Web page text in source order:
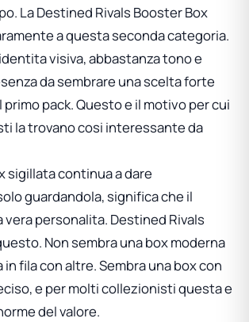
LaDestined Rivals Booster Box
a questa seconda categoria.
visiva, abbastanza tono e
da sembrare una scelta forte
primo pack. Questo e il motivo per cui
la trovano cosi interessante da
sigillata continua a dare
guardandola, significa che il
vera personalita. Destined Rivals
Non sembra una box moderna
fila con altre. Sembra una box con
e per molti collezionisti questa e
del valore.